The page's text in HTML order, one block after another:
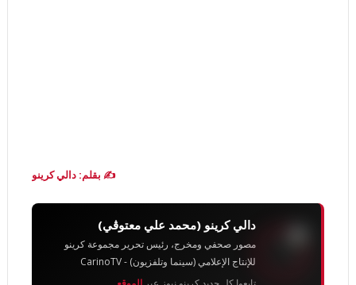
✍️ بقلم: دالي كرينو
دالي كرينو (محمد علي معتوڨي)
مصور صحفي ومخرج، رئيس تحرير مجموعة كرينو
للإنتاج الإعلامي (سينما وتلفزيون) - CarinoTV